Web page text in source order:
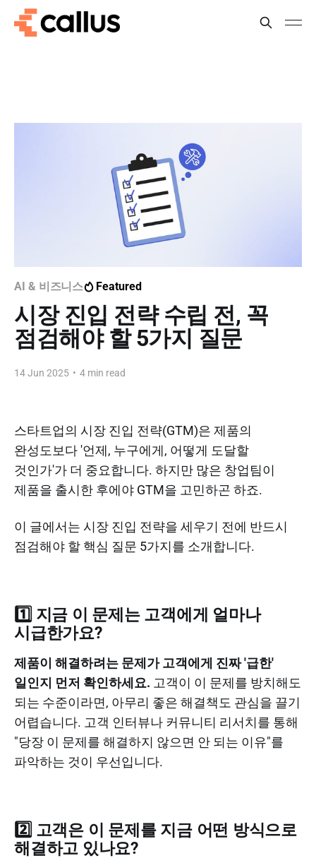
AI & 비즈니스 Featured
시장 진입 전략 수립 전, 꼭
점검해야 할 5가지 질문
14 Jun 2025 • 4 min read
스타트업의 시장 진입 전략(GTM)은 제품의
완성도보다 '언제, 누구에게, 어떻게 도달할
것인가'가 더 중요합니다. 하지만 많은 창업팀이
제품을 출시한 후에야 GTM을 고민하곤 하죠.
이 글에서는 시장 진입 전략을 세우기 전에 반드시
점검해야 할 핵심 질문 5가지를 소개합니다.
1️⃣ 지금 이 문제는 고객에게 얼마나
시급한가요?
제품이 해결하려는 문제가 고객에게 진짜 '급한'
일인지 먼저 확인하세요. 고객이 이 문제를 방치해도
되는 수준이라면, 아무리 좋은 해결책도 관심을 끌기
어렵습니다. 고객 인터뷰나 커뮤니티 리서치를 통해
"당장 이 문제를 해결하지 않으면 안 되는 이유"를
파악하는 것이 우선입니다.
2️⃣ 고객은 이 문제를 지금 어떤 방식으로
해결하고 있나요?